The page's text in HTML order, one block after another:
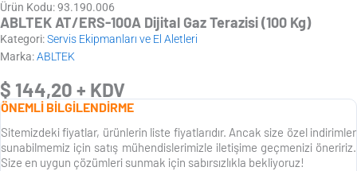
Ürün Kodu: 93.190.006
ABLTEK AT/ERS-100A Dijital Gaz Terazisi (100 Kg)
Kategori:Servis Ekipmanları ve El Aletleri
Marka:ABLTEK
$ 144,20 + KDV
ÖNEMLİ BİLGİLENDİRME
Sitemizdeki fiyatlar, ürünlerin liste fiyatlarıdır. Ancak size özel indirimler
sunabilmemiz için satış mühendislerimizle iletişime geçmenizi öneririz.
Size en uygun çözümleri sunmak için sabırsızlıkla bekliyoruz!